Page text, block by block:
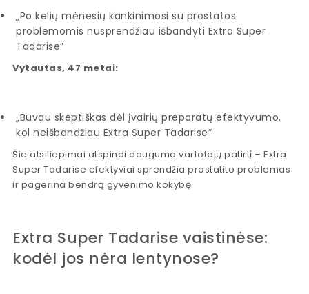
„Po kelių mėnesių kankinimosi su prostatos
problemomis nusprendžiau išbandyti Extra Super
Tadarise”
Vytautas, 47 metai:
„Buvau skeptiškas dėl įvairių preparatų efektyvumo,
kol neišbandžiau Extra Super Tadarise”
Šie atsiliepimai atspindi dauguma vartotojų patirtį – Extra
Super Tadarise efektyviai sprendžia prostatito problemas
ir pagerina bendrą gyvenimo kokybę.
Extra Super Tadarise vaistinėse:
kodėl jos nėra lentynose?